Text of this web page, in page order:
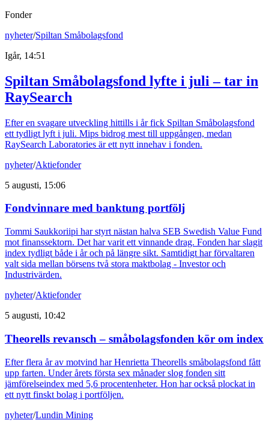
Fonder
nyheter/Spiltan Småbolagsfond
Igår, 14:51
Spiltan Småbolagsfond lyfte i juli – tar in
RaySearch
Efter en svagare utveckling hittills i år fick Spiltan Småbolagsfond
ett tydligt lyft i juli. Mips bidrog mest till uppgången, medan
RaySearch Laboratories är ett nytt innehav i fonden.
nyheter/Aktiefonder
5 augusti, 15:06
Fondvinnare med banktung portfölj
Tommi Saukkoriipi har styrt nästan halva SEB Swedish Value Fund
mot finanssektorn. Det har varit ett vinnande drag. Fonden har slagit
index tydligt både i år och på längre sikt. Samtidigt har förvaltaren
valt sida mellan börsens två stora maktbolag - Investor och
Industrivärden.
nyheter/Aktiefonder
5 augusti, 10:42
Theorells revansch – småbolagsfonden kör om index
Efter flera år av motvind har Henrietta Theorells småbolagsfond fått
upp farten. Under årets första sex månader slog fonden sitt
jämförelseindex med 5,6 procentenheter. Hon har också plockat in
ett nytt finskt bolag i portföljen.
nyheter/Lundin Mining